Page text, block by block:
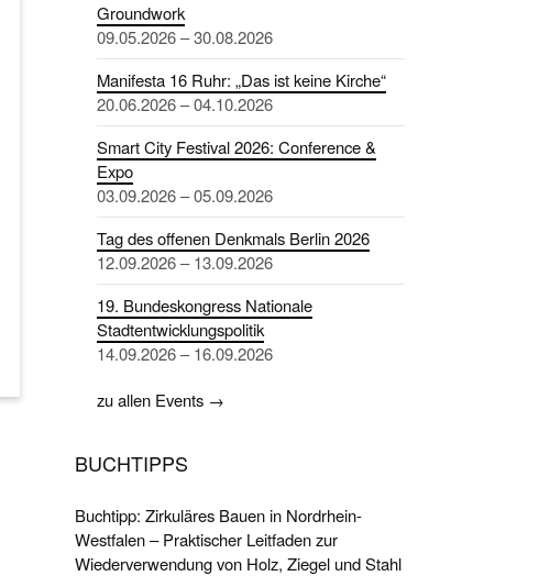
Groundwork
09.05.2026 – 30.08.2026
Manifesta 16 Ruhr: „Das ist keine Kirche“
20.06.2026 – 04.10.2026
Smart City Festival 2026: Conference &
Expo
03.09.2026 – 05.09.2026
Tag des offenen Denkmals Berlin 2026
12.09.2026 – 13.09.2026
19. Bundeskongress Nationale
Stadtentwicklungspolitik
14.09.2026 – 16.09.2026
zu allen Events →
BUCHTIPPS
Buchtipp: Zirkuläres Bauen in Nordrhein-
Westfalen – Praktischer Leitfaden zur
Wiederverwendung von Holz, Ziegel und Stahl